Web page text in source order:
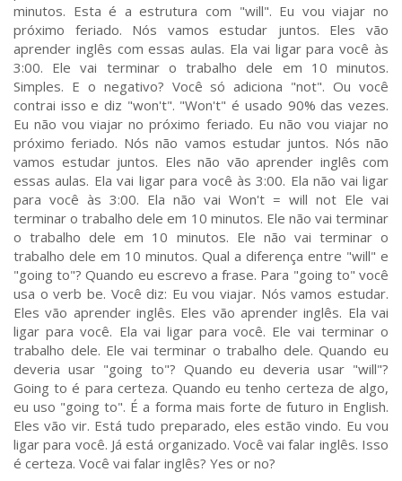
minutos. Esta é a estrutura com "will". Eu vou viajar no
próximo feriado. Nós vamos estudar juntos. Eles vão
aprender inglês com essas aulas. Ela vai ligar para você às
3:00. Ele vai terminar o trabalho dele em 10 minutos.
Simples. E o negativo? Você só adiciona "not". Ou você
contrai isso e diz "won't". "Won't" é usado 90% das vezes.
Eu não vou viajar no próximo feriado. Eu não vou viajar no
próximo feriado. Nós não vamos estudar juntos. Nós não
vamos estudar juntos. Eles não vão aprender inglês com
essas aulas. Ela vai ligar para você às 3:00. Ela não vai ligar
para você às 3:00. Ela não vai Won't = will not Ele vai
terminar o trabalho dele em 10 minutos. Ele não vai terminar
o trabalho dele em 10 minutos. Ele não vai terminar o
trabalho dele em 10 minutos. Qual a diferença entre "will" e
"going to"? Quando eu escrevo a frase. Para "going to" você
usa o verb be. Você diz: Eu vou viajar. Nós vamos estudar.
Eles vão aprender inglês. Eles vão aprender inglês. Ela vai
ligar para você. Ela vai ligar para você. Ele vai terminar o
trabalho dele. Ele vai terminar o trabalho dele. Quando eu
deveria usar "going to"? Quando eu deveria usar "will"?
Going to é para certeza. Quando eu tenho certeza de algo,
eu uso "going to". É a forma mais forte de futuro in English.
Eles vão vir. Está tudo preparado, eles estão vindo. Eu vou
ligar para você. Já está organizado. Você vai falar inglês. Isso
é certeza. Você vai falar inglês? Yes or no?